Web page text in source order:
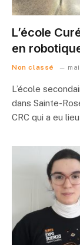
L’école
en
Non classé
L’école
dans Sainte-
CRC qui a eu